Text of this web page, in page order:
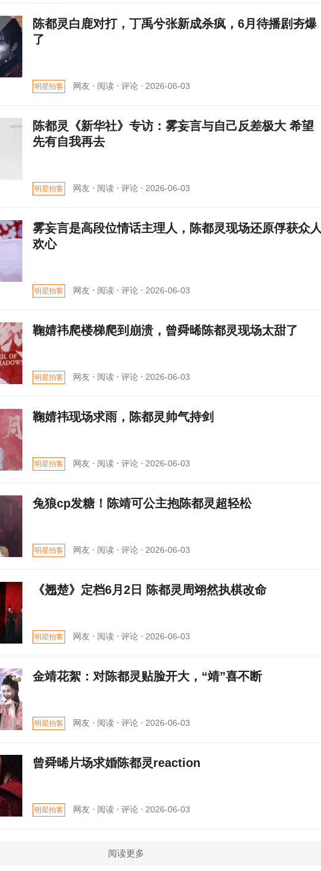
陈都灵白鹿对打，丁禹兮张新成杀疯，6月待播剧夯爆
了
明星拍客 网友 ⋅ 阅读 ⋅ 评论 ⋅ 2026-06-03
陈都灵《新华社》专访：雾妄言与自己反差极大 希望
先有自我再去
明星拍客 网友 ⋅ 阅读 ⋅ 评论 ⋅ 2026-06-03
雾妄言是高段位情话主理人，陈都灵现场还原俘获众人
欢心
明星拍客 网友 ⋅ 阅读 ⋅ 评论 ⋅ 2026-06-03
鞠婧祎爬楼梯爬到崩溃，曾舜晞陈都灵现场太甜了
明星拍客 网友 ⋅ 阅读 ⋅ 评论 ⋅ 2026-06-03
鞠婧祎现场求雨，陈都灵帅气持剑
明星拍客 网友 ⋅ 阅读 ⋅ 评论 ⋅ 2026-06-03
兔狼cp发糖！陈靖可公主抱陈都灵超轻松
明星拍客 网友 ⋅ 阅读 ⋅ 评论 ⋅ 2026-06-03
《翘楚》定档6月2日 陈都灵周翊然执棋改命
明星拍客 网友 ⋅ 阅读 ⋅ 评论 ⋅ 2026-06-03
金靖花絮：对陈都灵贴脸开大，“靖”喜不断
明星拍客 网友 ⋅ 阅读 ⋅ 评论 ⋅ 2026-06-03
曾舜晞片场求婚陈都灵reaction
明星拍客 网友 ⋅ 阅读 ⋅ 评论 ⋅ 2026-06-03
阅读更多